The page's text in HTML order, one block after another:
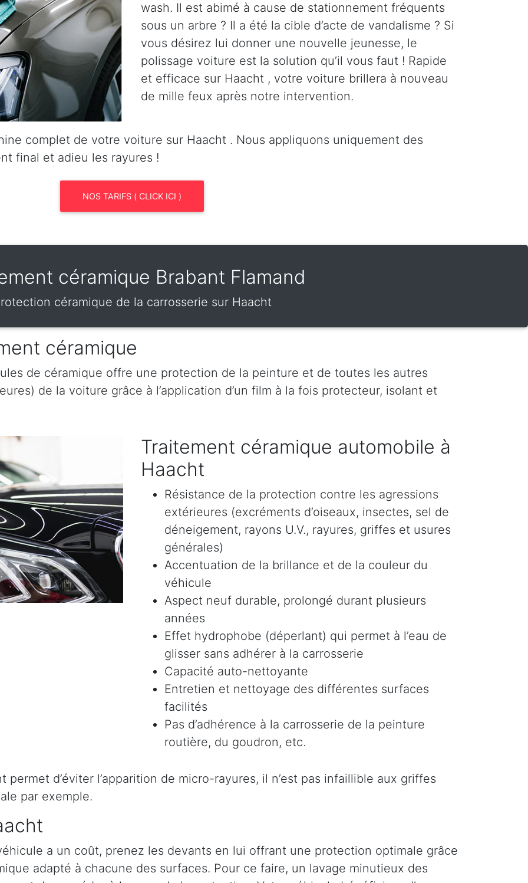
wash. Il est abimé à cause de stationnement fréquents
sous un arbre ? Il a été la cible d’acte de vandalisme ? Si
vous désirez lui donner une nouvelle jeunesse, le
polissage voiture est la solution qu’il vous faut ! Rapide
et efficace sur Haacht , votre voiture brillera à nouveau
de mille feux après notre intervention.
complet de votre voiture sur Haacht . Nous appliquons uniquement des
final et adieu les rayures !
NOS TARIFS ( CLICK ICI )
céramique Brabant Flamand
céramique de la carrosserie sur Haacht
céramique
de céramique offre une protection de la peinture et de toutes les autres
de la voiture grâce à l’application d’un film à la fois protecteur, isolant et
Traitement céramique automobile à
Haacht
Résistance de la protection contre les agressions
extérieures (excréments d’oiseaux, insectes, sel de
déneigement, rayons U.V., rayures, griffes et usures
générales)
Accentuation de la brillance et de la couleur du
véhicule
Aspect neuf durable, prolongé durant plusieurs
années
Effet hydrophobe (déperlant) qui permet à l’eau de
glisser sans adhérer à la carrosserie
Capacité auto-nettoyante
Entretien et nettoyage des différentes surfaces
facilités
Pas d’adhérence à la carrosserie de la peinture
routière, du goudron, etc.
d’éviter l’apparition de micro-rayures, il n’est pas infaillible aux griffes
par exemple.
a un coût, prenez les devants en lui offrant une protection optimale grâce
adapté à chacune des surfaces. Pour ce faire, un lavage minutieux des